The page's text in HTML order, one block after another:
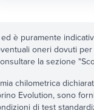
è puramente
oneri dovuti
la sezione
chilometrica
Evolution, sono
di test